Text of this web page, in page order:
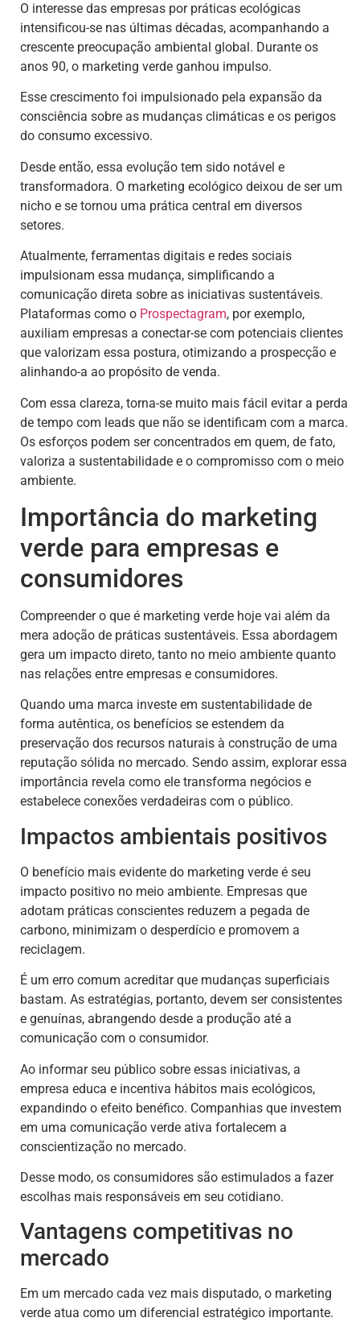
O interesse das empresas por práticas ecológicas
intensificou-se nas últimas décadas, acompanhando a
crescente preocupação ambiental global. Durante os
anos 90, o marketing verde ganhou impulso.
Esse crescimento foi impulsionado pela expansão da
consciência sobre as mudanças climáticas e os perigos
do consumo excessivo.
Desde então, essa evolução tem sido notável e
transformadora. O marketing ecológico deixou de ser um
nicho e se tornou uma prática central em diversos
setores.
Atualmente, ferramentas digitais e redes sociais
impulsionam essa mudança, simplificando a
comunicação direta sobre as iniciativas sustentáveis.
Plataformas como o Prospectagram, por exemplo,
auxiliam empresas a conectar-se com potenciais clientes
que valorizam essa postura, otimizando a prospecção e
alinhando-a ao propósito de venda.
Com essa clareza, torna-se muito mais fácil evitar a perda
de tempo com leads que não se identificam com a marca.
Os esforços podem ser concentrados em quem, de fato,
valoriza a sustentabilidade e o compromisso com o meio
ambiente.
Importância do marketing
verde para empresas e
consumidores
Compreender o que é marketing verde hoje vai além da
mera adoção de práticas sustentáveis. Essa abordagem
gera um impacto direto, tanto no meio ambiente quanto
nas relações entre empresas e consumidores.
Quando uma marca investe em sustentabilidade de
forma autêntica, os benefícios se estendem da
preservação dos recursos naturais à construção de uma
reputação sólida no mercado. Sendo assim, explorar essa
importância revela como ele transforma negócios e
estabelece conexões verdadeiras com o público.
Impactos ambientais positivos
O benefício mais evidente do marketing verde é seu
impacto positivo no meio ambiente. Empresas que
adotam práticas conscientes reduzem a pegada de
carbono, minimizam o desperdício e promovem a
reciclagem.
É um erro comum acreditar que mudanças superficiais
bastam. As estratégias, portanto, devem ser consistentes
e genuínas, abrangendo desde a produção até a
comunicação com o consumidor.
Ao informar seu público sobre essas iniciativas, a
empresa educa e incentiva hábitos mais ecológicos,
expandindo o efeito benéfico. Companhias que investem
em uma comunicação verde ativa fortalecem a
conscientização no mercado.
Desse modo, os consumidores são estimulados a fazer
escolhas mais responsáveis em seu cotidiano.
Vantagens competitivas no
mercado
Em um mercado cada vez mais disputado, o marketing
verde atua como um diferencial estratégico importante.